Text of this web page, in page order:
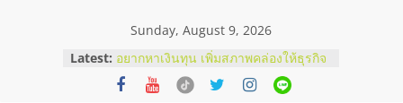
Sunday, August 9, 2026
Latest: อยากหาเงินทุน เพิ่มสภาพคล่องให้ธุรกิจ
เริ่มยังไงให้ผ่านฉลุย
สัมมนาออนไลน์ โอกาสบริหารสถานี